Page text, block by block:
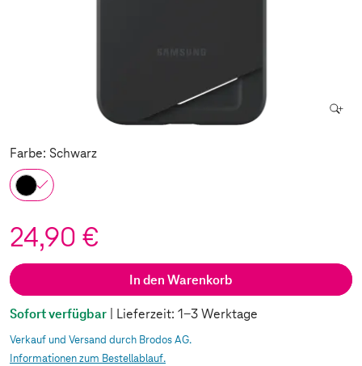
Farbe: Schwarz
24,90 €
In den Warenkorb
Sofort verfügbar | Lieferzeit: 1-3 Werktage
Verkauf und Versand durch Brodos AG.
Informationen zum Bestellablauf.